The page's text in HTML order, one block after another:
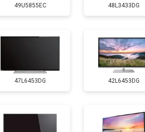
3500 ₽ Заказать
Заказать
3100 ₽ Заказать
3700 ₽ Заказать
49U5855EC 48L3433DG
47L6453DG 42L6453DG